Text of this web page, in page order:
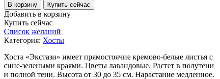
В корзину Купить сейчас
Добавить в корзину
Купить сейчас
Список желаний
Категория: Хосты
Хоста «Экстази» имеет прямостоячие кремово-белые листья с
сине-зелеными краями. Цветы лавандовые. Растет в полутени
и полной тени. Высота от 30 до 35 см. Нарастание медленное.